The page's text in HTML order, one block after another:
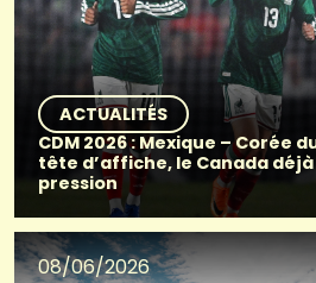
ACTUALITÉS
CDM 2026 : Mexique – Corée
tête d’affiche, le Canada déjà
pression
08/06/2026